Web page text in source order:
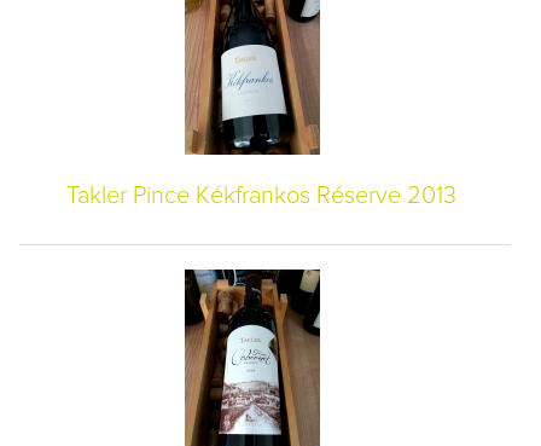
Takler Pince Kékfrankos Réserve 2013